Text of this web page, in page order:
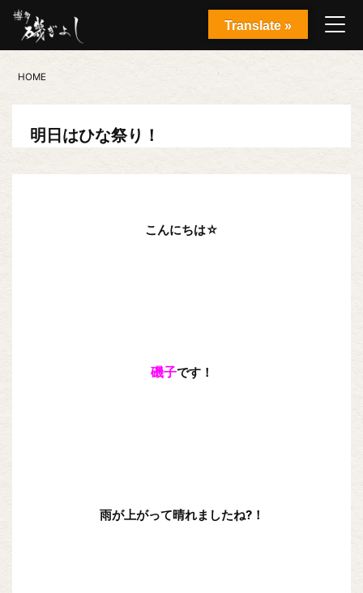
HOME
明日はひな祭り！
こんにちは☆
磯子です！
雨が上がって晴れましたね?！
Translate »